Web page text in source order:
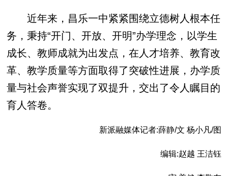
近年来，昌乐一中紧紧围绕立德树人根本任
务，秉持“开门、开放、开明”办学理念，以学生
成长、教师成就为出发点，在人才培养、教育改
革、教学质量等方面取得了突破性进展，办学质
量与社会声誉实现了双提升，交出了令人瞩目的
育人答卷。
新派融媒体记者:薛静/文 杨小凡/图
编辑:赵越 王洁钰